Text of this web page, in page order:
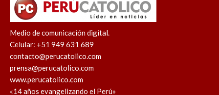
Medio de comunicación digital.
Celular: +51 949 631 689
contacto@perucatolico.com
prensa@perucatolico.com
www.perucatolico.com
«14 años evangelizando el Perú»